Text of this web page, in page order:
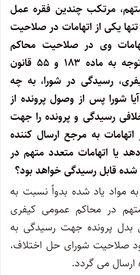
مرتکب چندین فقره عمل
یکی از اتهامات در صلاحیت
وی در صلاحیت محاکم
عمومی‌باشد، با توجه به ماده ۱۸۳ و ۵۵ قانون
رسیدگی در شورا، به چه
شورا پس از وصول پرونده از
رسیدگی و پرونده را جهت
به مرجع ارسال کننده
یا اتهامات متعدد متهم در
قابل رسیدگی خواهد بود؟
مواد یاد شده بدواً نسبت به
در محاکم عمومی کیفری
پرونده جهت رسیدگی به
صلاحیت شورای حل اختلاف،
ارسال می گردد.